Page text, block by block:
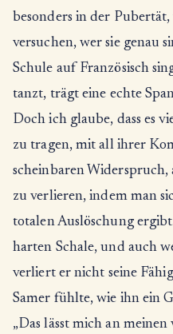
besonders in der
versuchen, wer sie genau
Schule auf Französisch
tanzt, trägt eine echte
Doch ich glaube, dass es
zu tragen, mit all ihrer
scheinbaren
zu verlieren, indem man
totalen Auslöschung
harten Schale, und auch
verliert er nicht seine
Samer fühlte, wie ihn ein
„Das lässt mich an